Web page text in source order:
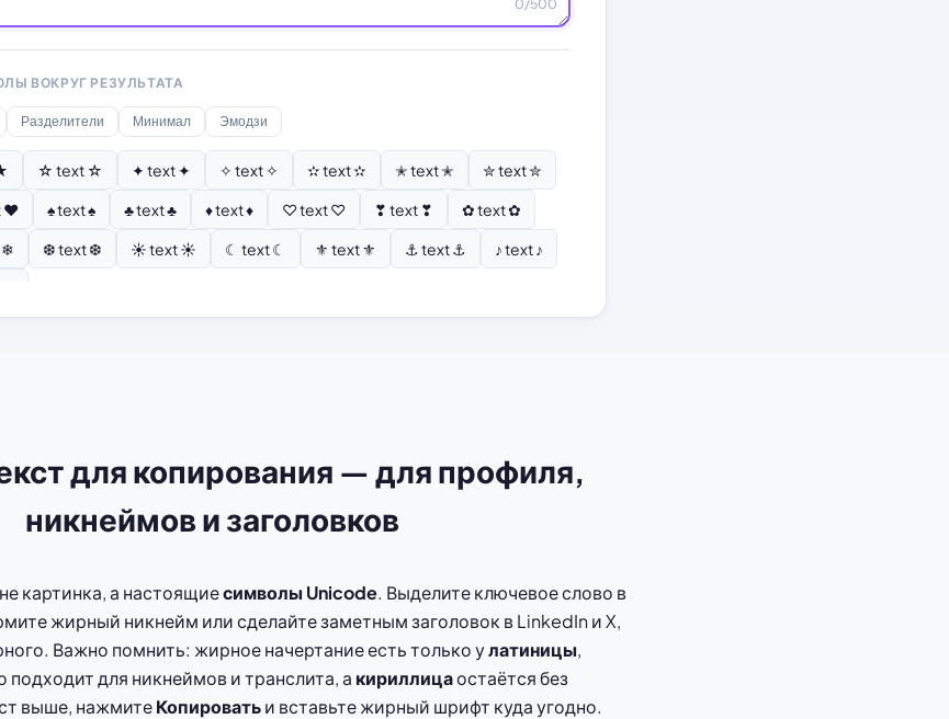
0/500
ВОКРУГ РЕЗУЛЬТАТА
Разделители Минимал Эмодзи
☆ text ☆ ✦ text ✦ ✧ text ✧ ✫ text ✫ ✭ text ✭
✮ text ✮
♥ ♠ text ♠ ♣ text ♣ ♦ text ♦ ♡ text ♡ ❣ text ❣
✿ text ✿
❄ ❆ text ❆ ☀ text ☀ ☾ text ☾ ⚜ text ⚜ ⚓ text ⚓
♪ text ♪
для копирования — для профиля,
никнеймов и заголовков
картинка, а настоящиесимволы Unicode. Выделите ключевое слово в
жирный никнейм или сделайте заметным заголовок в LinkedIn и X,
Важно помнить: жирное начертание есть только улатиницы,
подходит для никнеймов и транслита, а кириллицаостаётся без
выше, нажмитеКопироватьи вставьте жирный шрифт куда угодно.